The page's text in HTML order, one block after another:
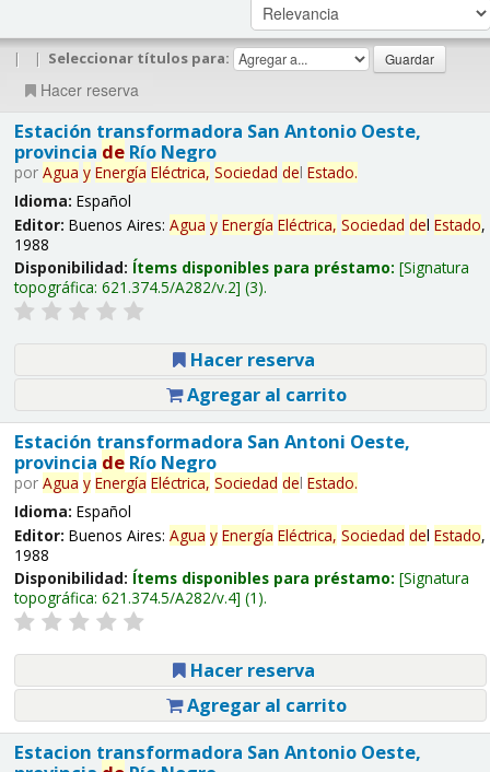
| | Seleccionar títulos para:
Hacer reserva
Estación transformadora San Antonio Oeste,
provincia deRío Negro
por Agua y Energía Eléctrica, Sociedad del Estado.
Idioma: Español
Editor: Buenos Aires: Agua y Energía Eléctrica, Sociedad del Estado,
1988
Disponibilidad: Ítems disponibles para préstamo: Signatura
topográfica: 621.374.5/A282/v.2 (3).
Hacer reserva
Agregar al carrito
Estación transformadora San Antoni Oeste,
provincia deRío Negro
por Agua y Energía Eléctrica, Sociedad del Estado.
Idioma: Español
Editor: Buenos Aires: Agua y Energía Eléctrica, Sociedad del Estado,
1988
Disponibilidad: Ítems disponibles para préstamo: Signatura
topográfica: 621.374.5/A282/v.4 (1).
Hacer reserva
Agregar al carrito
Estacion transformadora San Antonio Oeste,